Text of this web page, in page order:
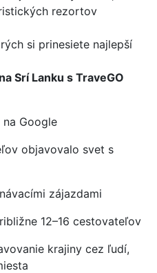
rezortov
si prinesiete najlepší
Srí Lanku s TraveGO
Google
objavovalo svet s
zájazdami
12–16 cestovateľov
krajiny cez ľudí,